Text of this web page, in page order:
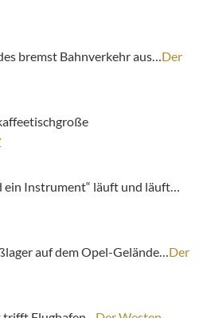
bremst Bahnverkehr aus…Der
ein Instrument“ läuft und läuft…
auf dem Opel-Gelände…Der